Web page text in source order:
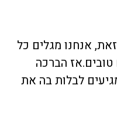
אנחנו מגלים כל
הברכה
לבלות בה את